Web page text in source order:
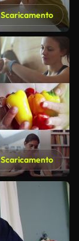
Scaricamento
Scaricamento